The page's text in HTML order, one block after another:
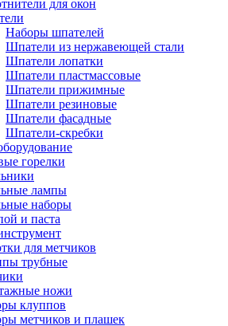
для окон
Наборы шпателей
Шпатели из нержавеющей стали
Шпатели лопатки
Шпатели пластмассовые
Шпатели прижимные
Шпатели резиновые
Шпатели фасадные
Шпатели-скребки
горелки
лампы
наборы
и паста
для метчиков
трубные
ножи
клуппов
метчиков и плашек